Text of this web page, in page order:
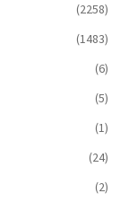
(2258)
(1483)
(6)
(5)
(1)
(24)
(2)